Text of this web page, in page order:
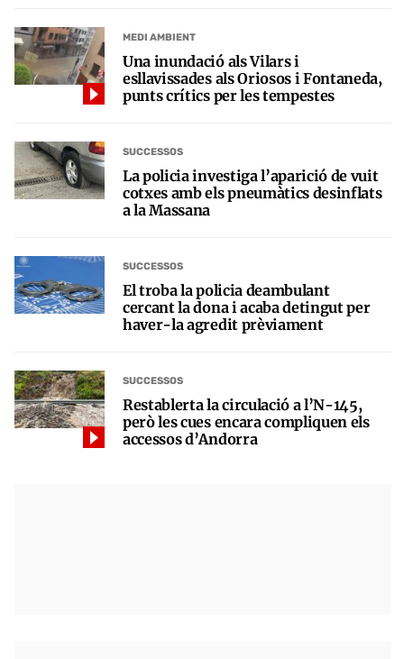
MEDI AMBIENT
Una inundació als Vilars i
esllavissades als Oriosos i Fontaneda,
punts crítics per les tempestes
SUCCESSOS
La policia investiga l’aparició de vuit
cotxes amb els pneumàtics desinflats
a la Massana
SUCCESSOS
El troba la policia deambulant
cercant la dona i acaba detingut per
haver-la agredit prèviament
SUCCESSOS
Restablerta la circulació a l’N-145,
però les cues encara compliquen els
accessos d’Andorra